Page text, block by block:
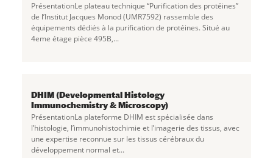
PrésentationLe plateau technique “Purification des protéines”
de l’Institut Jacques Monod (UMR7592) rassemble des
équipements dédiés à la purification de protéines. Situé au
4eme étage pièce 495B,...
DHIM (Developmental Histology
Immunochemistry & Microscopy)
PrésentationLa plateforme DHIM est spécialisée dans
l’histologie, l’immunohistochimie et l’imagerie des tissus, avec
une expertise reconnue sur les tissus cérébraux du
développement normal et...